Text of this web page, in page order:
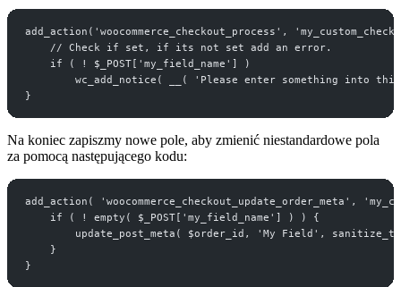
add_action('woocommerce_checkout_process',
    // Check if set, if its not set add an error.
    if ( ! $_POST['my_field_name'] )
wc_add_notice( __( 'Please enter something into
}
Na koniec zapiszmy nowe pole, aby zmienić niestandardowe pola
za pomocą następującego kodu:
add_action( 'woocommerce_checkout_update_order_meta',
    if ( ! empty( $_POST['my_field_name'] ) ) {
update_post_meta( $order_id, 'My Field',
    }
}